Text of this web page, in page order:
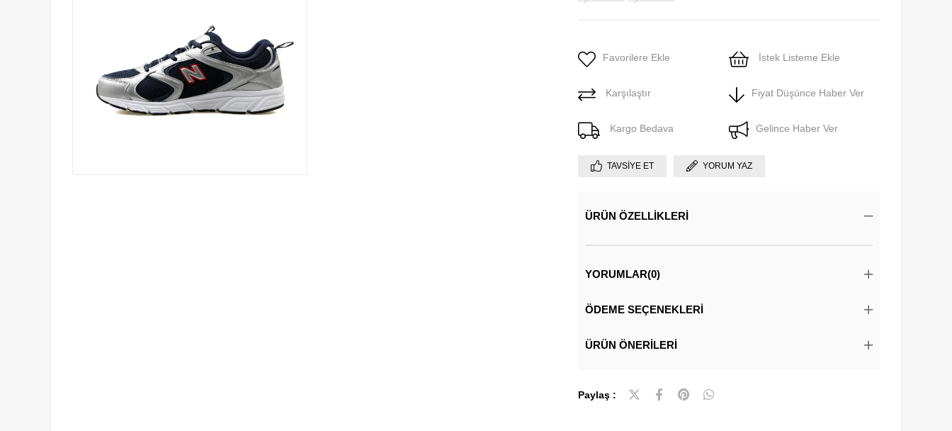
Favorilere Ekle İstek Listeme Ekle
Karşılaştır Fiyat Düşünce Haber Ver
Kargo Bedava Gelince Haber Ver
TAVSIYE ET YORUM YAZ
ÜRÜN ÖZELLIKLERI
YORUMLAR(0)
ÖDEME SEÇENEKLERI
ÜRÜN ÖNERILERI
Paylaş :